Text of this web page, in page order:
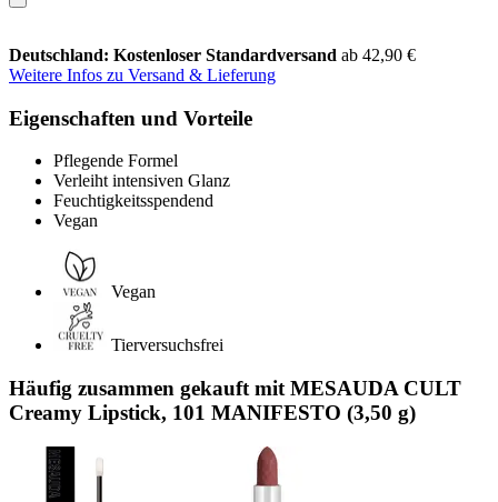
Deutschland: Kostenloser Standardversand ab 42,90 €
Weitere Infos zu Versand & Lieferung
Eigenschaften und Vorteile
Pflegende Formel
Verleiht intensiven Glanz
Feuchtigkeitsspendend
Vegan
Vegan
Tierversuchsfrei
Häufig zusammen gekauft mit MESAUDA CULT
Creamy Lipstick, 101 MANIFESTO (3,50 g)